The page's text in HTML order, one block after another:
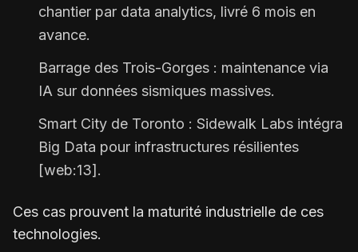
chantier par data analytics, livré 6 mois en
avance.
Barrage des Trois-Gorges : maintenance via
IA sur données sismiques massives.
Smart City de Toronto : Sidewalk Labs intégra
Big Data pour infrastructures résilientes
[web:13].
Ces cas prouvent la maturité industrielle de ces
technologies.